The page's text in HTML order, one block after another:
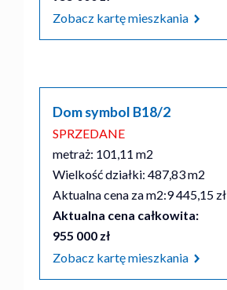
Zobacz kartę mieszkania
Dom symbol B18/2
SPRZEDANE
metraż: 101,11 m2
Wielkość działki: 487,83 m2
Aktualna cena za m2:9 445,15 zł
Aktualna cena całkowita:
955 000 zł
Zobacz kartę mieszkania